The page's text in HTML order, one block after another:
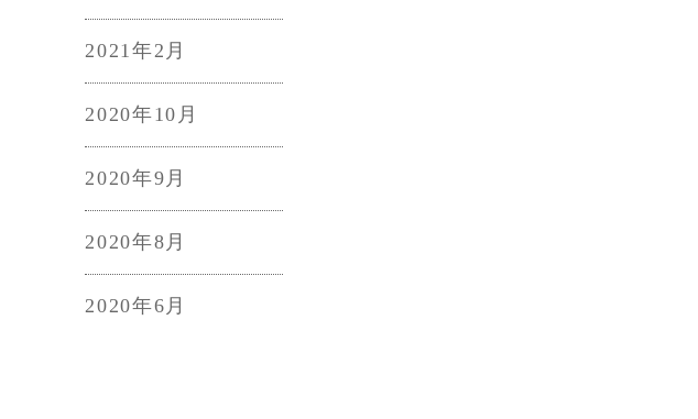
2021年2月
2020年10月
2020年9月
2020年8月
2020年6月